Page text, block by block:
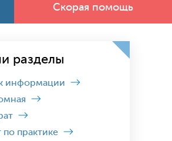
Скорая помощь
разделы
информации
по практике